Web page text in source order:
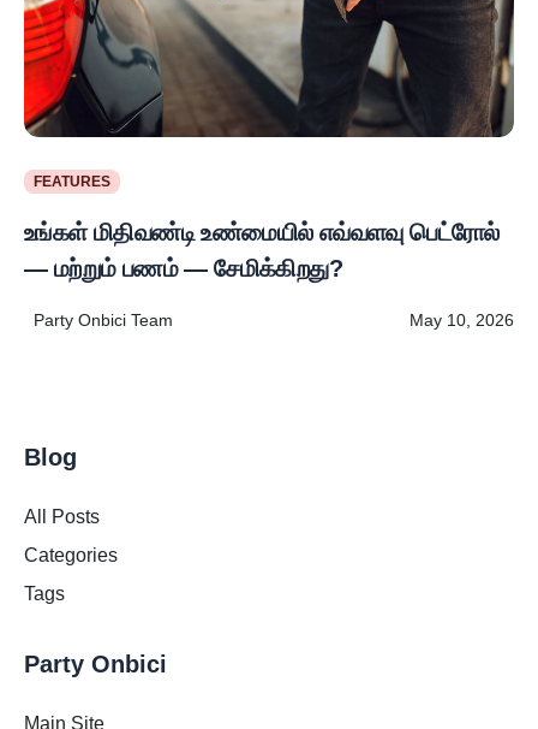
FEATURES
உங்கள் மிதிவண்டி உண்மையில் எவ்வளவு பெட்ரோல்
— மற்றும் பணம் — சேமிக்கிறது?
Party Onbici Team May 10, 2026
Blog
All Posts
Categories
Tags
Party Onbici
Main Site